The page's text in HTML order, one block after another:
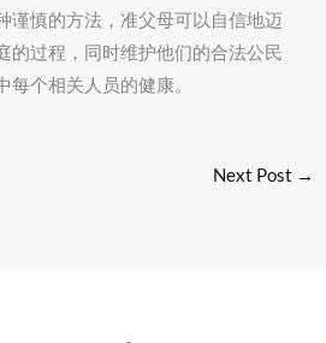
谨慎的方法，准父母可以自信地迈
的过程，同时维护他们的合法公民
个相关人员的健康。
Next Post →